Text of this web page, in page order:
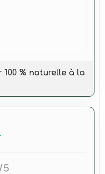
100 % naturelle à la
5